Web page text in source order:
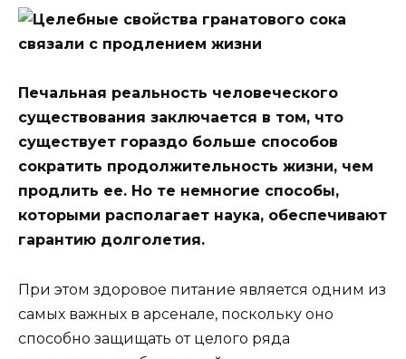
Печальная реальность человеческого
существования заключается в том, что
существует гораздо больше способов
сократить продолжительность жизни, чем
продлить ее. Но те немногие способы,
которыми располагает наука, обеспечивают
гарантию долголетия.
При этом здоровое питание является одним из
самых важных в арсенале, поскольку оно
способно защищать от целого ряда